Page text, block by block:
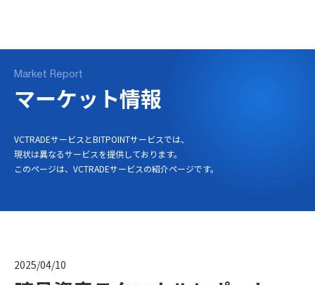
Market Report
マーケット情報
VCTRADEサービスとBITPOINTサービスでは、
現状は異なるサービスを提供しております。
このページは、VCTRADEサービスの紹介ページです。
2025/04/10